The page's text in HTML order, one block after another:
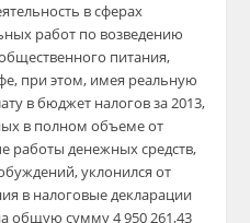
в сферах
работ по возведению
питания,
при этом, имея реальную
в бюджет налогов за 2013,
в полном объеме от
работы денежных средств,
уклонился от
в налоговые декларации
общую сумму 4 950 261,43